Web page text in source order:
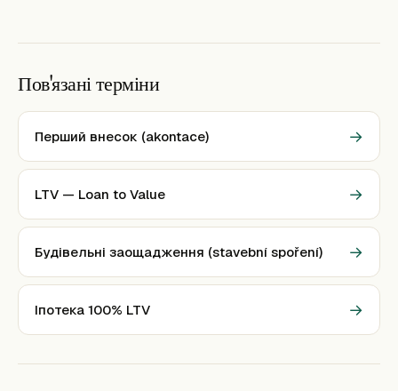
Пов'язані терміни
Перший внесок (akontace) →
LTV — Loan to Value →
Будівельні заощадження (stavební spoření) →
Іпотека 100% LTV →